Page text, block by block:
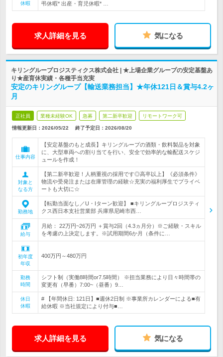
休暇
弔休暇* 出産・育児休暇* …
求人詳細を見る 気になる
キリングループロジスティクス株式会社 | ★上場企業グループの安定基盤あ
り★産育休実績・各種手当充実
安定のキリングループ【輸送業務担当】★年休121日＆賞与4.2ヶ
月
正社員 業種未経験OK 急募 第二新卒歓迎 リモートワーク可
情報更新日：2026/05/22 終了予定日： 2026/08/20
仕事内容
【安定基盤のもと成長】キリングループの酒類・飲料製品を対象
に、大型車両への割り当てを行い、安全で効率的な輸配送スケジ
ュールを作成！
対象と
なる方
【第二新卒歓迎！人柄重視の採用です◎高卒以上】《必須条件》
物流や受発注または在庫管理の経験☆充実の福利厚生でプライベ
ートも大切に☆
勤務地
【転勤当面なし／U・Iターン歓迎】 ■キリングループロジスティ
クス西日本支社営業部 兵庫県尼崎市西…
給与
月給： 22万円~26万円 ＋賞与2回（4.3ヵ月分）※ご経験・スキル
を考慮の上決定します。※試用期間6か月（条件に…
初年度
年収
400万円～480万円
勤務
時間
シフト制（実働8時間or7.5時間） ※担当業務により日々時間帯の
変更有（早番）7:00~（昼番）9…
休日
休暇
# 【年間休日: 121日】■週休2日制 ※事業所カレンダーによる■有
給休暇 ※当社規定により付与■…
求人詳細を見る 気になる